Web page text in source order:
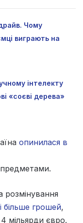
Чому
виграють на
інтелекту
«соєві дерева»
опинилася в
більше грошей,
мільярди євро.